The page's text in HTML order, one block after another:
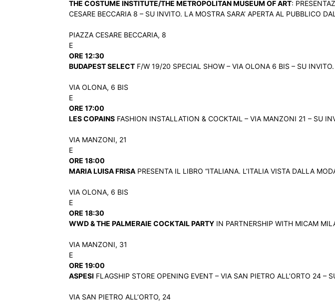
THE COSTUME INSTITUTE/THE METROPOLITAN MUSEUM OF ART:
CESARE BECCARIA 8 – SU INVITO. LA MOSTRA SARA’ APERTA AL PUBBLICO
PIAZZA CESARE BECCARIA, 8
E
ORE 12:30
BUDAPEST SELECT F/W 19/20 SPECIAL SHOW – VIA OLONA 6 BIS – SU INVITO.
VIA OLONA, 6 BIS
E
ORE 17:00
LES COPAINS FASHION INSTALLATION & COCKTAIL – VIA MANZONI 21 – SU
VIA MANZONI, 21
E
ORE 18:00
MARIA LUISA FRISA PRESENTA IL LIBRO “ITALIANA. L’ITALIA VISTA DALLA
VIA OLONA, 6 BIS
E
ORE 18:30
WWD & THE PALMERAIE COCKTAIL PARTY IN PARTNERSHIP WITH MICAM
VIA MANZONI, 31
E
ORE 19:00
ASPESI FLAGSHIP STORE OPENING EVENT – VIA SAN PIETRO ALL’ORTO 24 –
VIA SAN PIETRO ALL’ORTO, 24